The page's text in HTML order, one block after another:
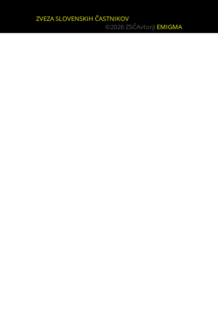
ZVEZA SLOVENSKIH ČASTNIKOV
©2026 ZSČAvtorji EMIGMA